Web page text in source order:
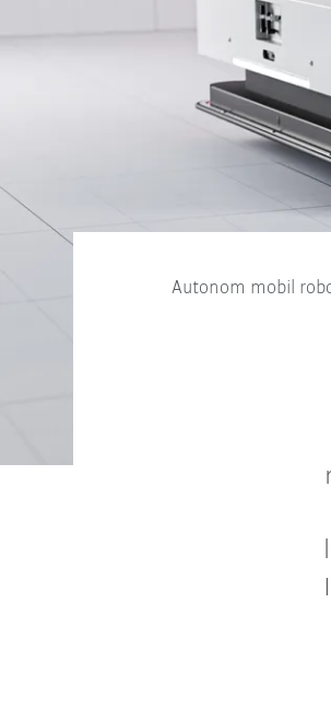
Autonom mobil